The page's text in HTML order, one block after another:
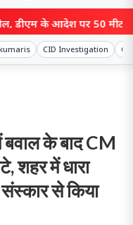
के आदेश पर 50 मीटर सड़क
CID Investigation
के बाद CM
शहर में धारा
से किया